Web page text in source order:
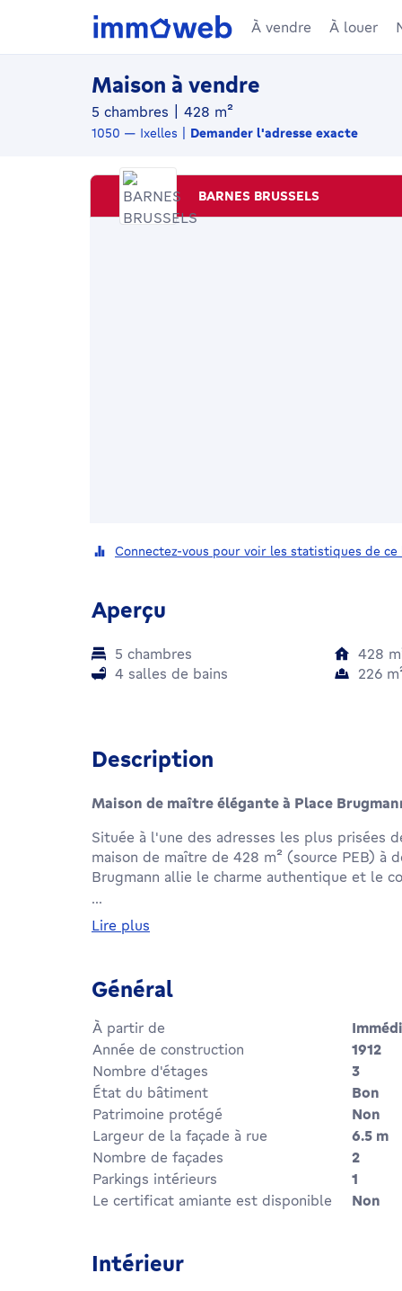
À vendre À louer
Maison à vendre
5 chambres 428 m²
1050 — Ixelles Demander l'adresse exacte
BARNES BRUSSELS
Connectez-vous pour voir les statistiques de ce
Aperçu
5 chambres
4 salles de bains
428
226
Description
Maison de maître élégante à Place
Située à l'une des adresses les plus prisées
maison de maître de 428 m² (source PEB) à
Brugmann allie le charme authentique et le
bruxelloises, avec ses grandes fenêtres et
soigneusement préservés.
ouvrant sur un agréable jardin en ville. Le
profite d'une décoration sophistiquée et
recevoir famille et amis. La salle à manger,
d’origine et une cheminée en pierre,
unique.
La maison offre cinq chambres généreuses,
famille ou des invités, ainsi que plusieurs
polyvalents. Cette propriété exceptionnelle
privilégié au cœur du quartier le plus
commerces, écoles et transports.
Divers:PEB D-, garage, caves
...
lire plus
Général
À partir de
Année de construction
1912
Nombre d'étages
3
État du bâtiment
Bon
Patrimoine protégé
Non
Largeur de la façade à rue
6.5 m
Nombre de façades
2
Parkings intérieurs
1
Le certificat amiante est disponible
Non
Intérieur